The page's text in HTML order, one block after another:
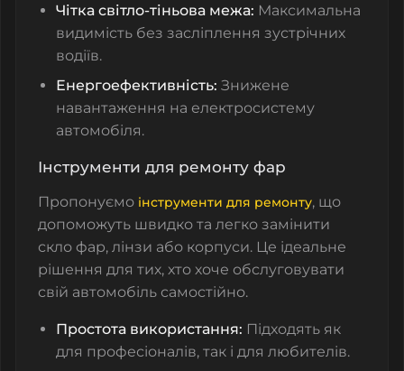
Чітка світло-тіньова межа: Максимальна
видимість без засліплення зустрічних
водіїв.
Енергоефективність: Знижене
навантаження на електросистему
автомобіля.
Інструменти для ремонту фар
Пропонуємо інструменти для ремонту, що
допоможуть швидко та легко замінити
скло фар, лінзи або корпуси. Це ідеальне
рішення для тих, хто хоче обслуговувати
свій автомобіль самостійно.
Простота використання: Підходять як
для професіоналів, так і для любителів.